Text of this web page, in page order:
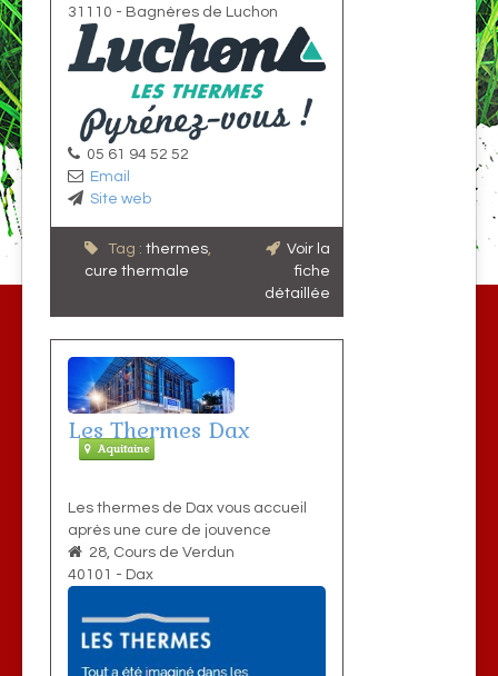
31110 - Bagnères de Luchon
05 61 94 52 52
Email
Site web
Tag : thermes,
cure thermale
Voir la
fiche
détaillée
Les Thermes Dax
Aquitaine
Les thermes de Dax vous accueil
après une cure de jouvence
28, Cours de Verdun
40101 - Dax